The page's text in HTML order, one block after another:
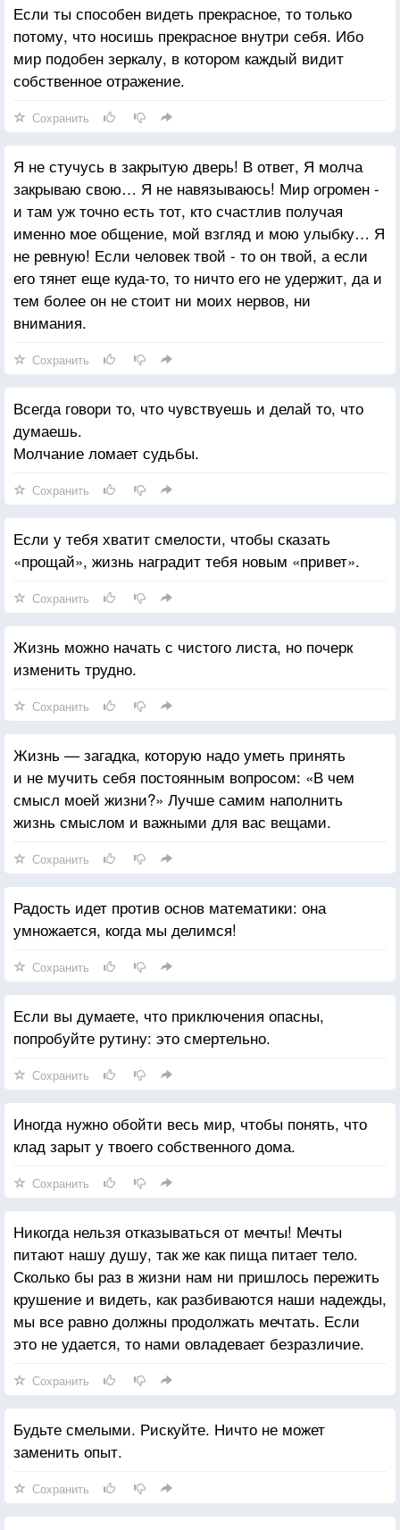
Если ты способен видеть прекрасное, то только
потому, что носишь прекрасное внутри себя. Ибо
мир подобен зеркалу, в котором каждый видит
собственное отражение.
Сохранить
Я не стучусь в закрытую дверь! В ответ, Я молча
закрываю свою… Я не навязываюсь! Мир огромен -
и там уж точно есть тот, кто счастлив получая
именно мое общение, мой взгляд и мою улыбку… Я
не ревную! Если человек твой - то он твой, а если
его тянет еще куда-то, то ничто его не удержит, да и
тем более он не стоит ни моих нервов, ни
внимания.
Сохранить
Всегда говори то, что чувствуешь и делай то, что
думаешь.
Молчание ломает судьбы.
Сохранить
Если у тебя хватит смелости, чтобы сказать
«прощай», жизнь наградит тебя новым «привет».
Сохранить
Жизнь можно начать с чистого листа, но почерк
изменить трудно.
Сохранить
Жизнь — загадка, которую надо уметь принять
и не мучить себя постоянным вопросом: «В чем
смысл моей жизни?» Лучше самим наполнить
жизнь смыслом и важными для вас вещами.
Сохранить
Радость идет против основ математики: она
умножается, когда мы делимся!
Сохранить
Если вы думаете, что приключения опасны,
попробуйте рутину: это смертельно.
Сохранить
Иногда нужно обойти весь мир, чтобы понять, что
клад зарыт у твоего собственного дома.
Сохранить
Никогда нельзя отказываться от мечты! Мечты
питают нашу душу, так же как пища питает тело.
Сколько бы раз в жизни нам ни пришлось пережить
крушение и видеть, как разбиваются наши надежды,
мы все равно должны продолжать мечтать. Если
это не удается, то нами овладевает безразличие.
Сохранить
Будьте смелыми. Рискуйте. Ничто не может
заменить опыт.
Сохранить